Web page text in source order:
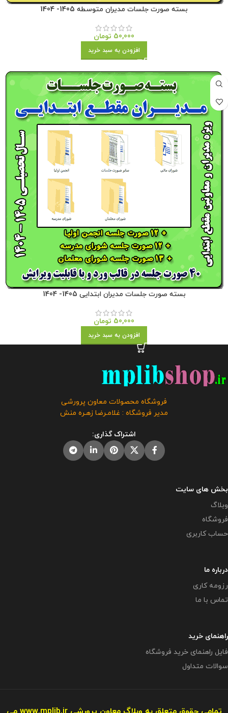
بسته صورت جلسات مدیران متوسطه 1405- 1404
50,000 تومان
افزودن به سبد خرید
بسته صورت جلسات مدیران ابتدایی 1405- 1404
50,000 تومان
افزودن به سبد خرید
فروشگاه محصولات معاون پرورشی
مدیر فروشگاه : غلامـرضا زهـره منش
اشتراک گذاری:
بخش های سایت
وبلاگ
فروشگاه
حساب کاربری
درباره ما
رزومه کاری
تماس با ما
راهنمای خرید
فایل راهنمای خرید فروشگاه
سوالات متداول